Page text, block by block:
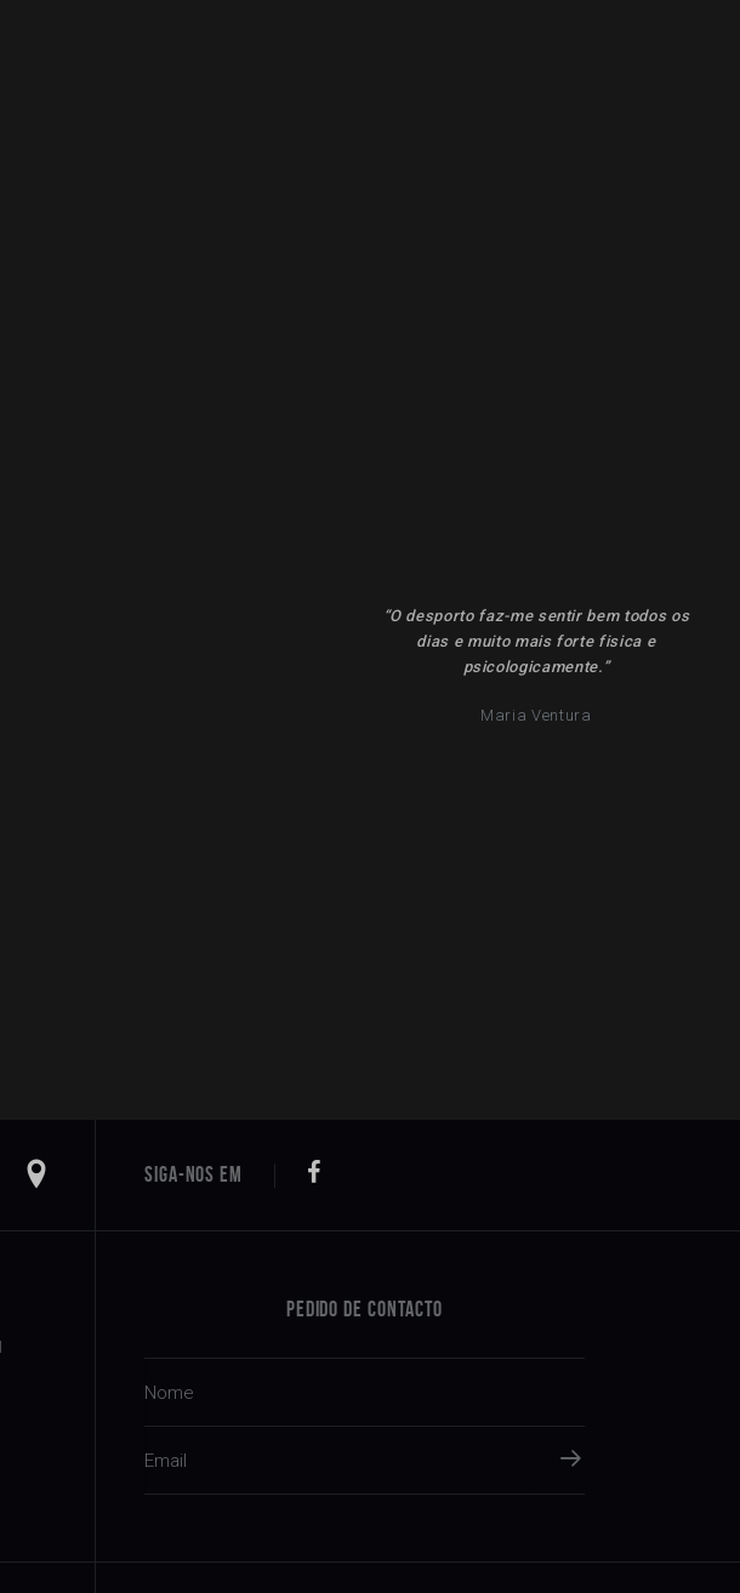
“O desporto faz-me sentir bem todos os
dias e muito mais forte fisica e
psicologicamente.”
Maria Ventura
Pedido de Contacto